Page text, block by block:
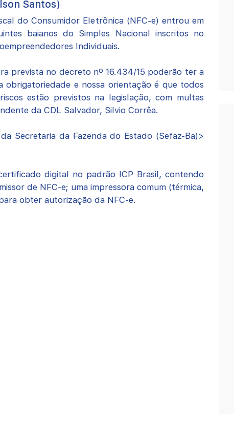
Santos)
do Consumidor Eletrônica (NFC-e) entrou em
baianos do Simples Nacional inscritos no
Individuais.
prevista no decreto nº 16.434/15 poderão ter a
obrigatoriedade e nossa orientação é que todos
estão previstos na legislação, com multas
da CDL Salvador, Silvio Corrêa.
Secretaria da Fazenda do Estado (Sefaz-Ba)>
digital no padrão ICP Brasil, contendo
de NFC-e; uma impressora comum (térmica,
obter autorização da NFC-e.